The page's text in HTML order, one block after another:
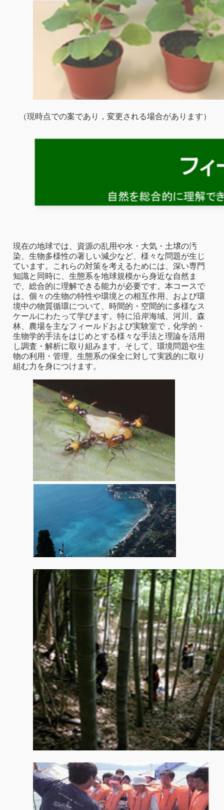
（現時点での案であり，変更される場合があります）
現在の地球では、資源の乱用や水・大気・土壌の汚
染、生物多様性の著しい減少など、様々な問題が生じ
ています。これらの対策を考えるためには、深い専門
知識と同時に、生態系を地球規模から身近な自然ま
で、総合的に理解できる能力が必要です。本コースで
は、個々の生物の特性や環境との相互作用、および環
境中の物質循環について、時間的・空間的に多様なス
ケールにわたって学びます。特に沿岸海域、河川、森
林、農場を主なフィールドおよび実験室で，化学的・
生物学的手法をはじめとする様々な手法と理論を活用
し調査・解析に取り組みます。そして、環境問題や生
物の利用・管理、生態系の保全に対して実践的に取り
組む力を身につけます。